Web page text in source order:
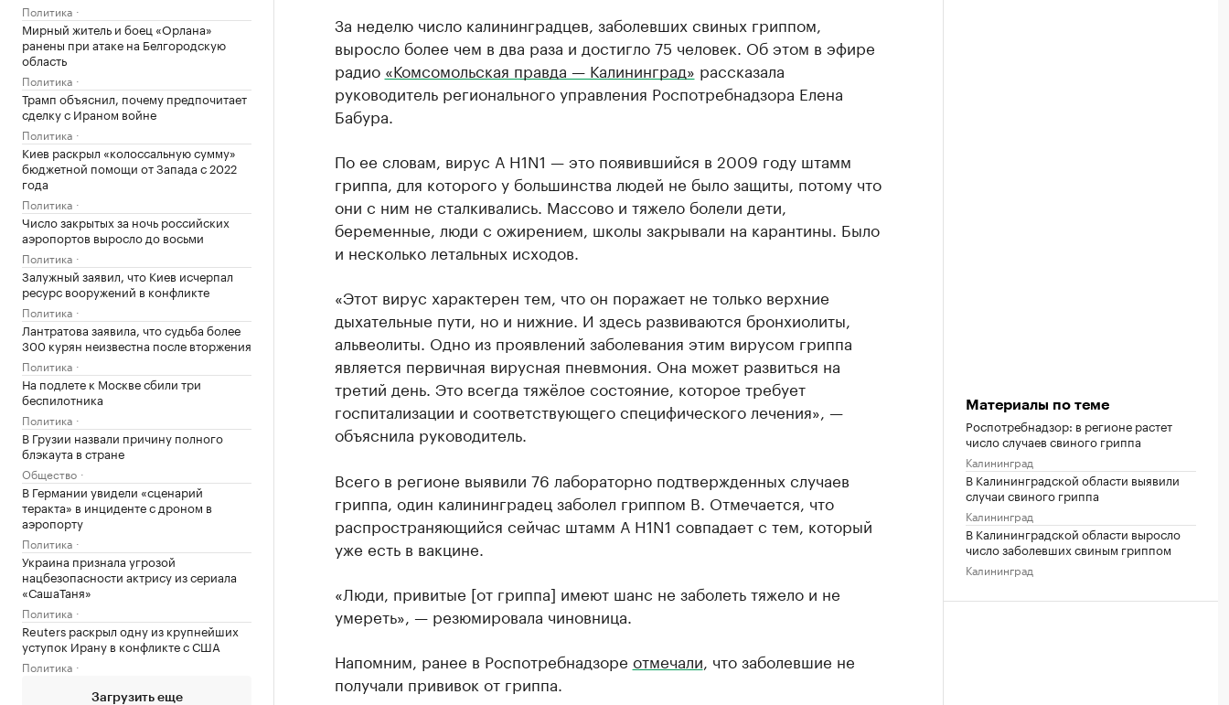
Политика
Мирный житель и боец «Орлана»
ранены при атаке на Белгородскую
область
Политика
Трамп объяснил, почему предпочитает
сделку с Ираном войне
Политика
Киев раскрыл «колоссальную сумму»
бюджетной помощи от Запада с 2022
года
Политика
Число закрытых за ночь российских
аэропортов выросло до восьми
Политика
Залужный заявил, что Киев исчерпал
ресурс вооружений в конфликте
Политика
Лантратова заявила, что судьба более
300 курян неизвестна после вторжения
Политика
На подлете к Москве сбили три
беспилотника
Политика
В Грузии назвали причину полного
блэкаута в стране
Общество
В Германии увидели «сценарий
теракта» в инциденте с дроном в
аэропорту
Политика
Украина признала угрозой
нацбезопасности актрису из сериала
«СашаТаня»
Политика
Reuters раскрыл одну из крупнейших
уступок Ирану в конфликте с США
Политика
Загрузить еще
За неделю число калининградцев, заболевших свиных гриппом,
выросло более чем в два раза и достигло 75 человек. Об этом в эфире
радио «Комсомольская правда — Калининград» рассказала
руководитель регионального управления Роспотребнадзора Елена
Бабура.
По ее словам, вирус А H1N1 — это появившийся в 2009 году штамм
гриппа, для которого у большинства людей не было защиты, потому что
они с ним не сталкивались. Массово и тяжело болели дети,
беременные, люди с ожирением, школы закрывали на карантины. Было
и несколько летальных исходов.
«Этот вирус характерен тем, что он поражает не только верхние
дыхательные пути, но и нижние. И здесь развиваются бронхиолиты,
альвеолиты. Одно из проявлений заболевания этим вирусом гриппа
является первичная вирусная пневмония. Она может развиться на
третий день. Это всегда тяжёлое состояние, которое требует
госпитализации и соответствующего специфического лечения», —
объяснила руководитель.
Всего в регионе выявили 76 лабораторно подтвержденных случаев
гриппа, один калининградец заболел гриппом B. Отмечается, что
распространяющийся сейчас штамм А H1N1 совпадает с тем, который
уже есть в вакцине.
«Люди, привитые [от гриппа] имеют шанс не заболеть тяжело и не
умереть», — резюмировала чиновница.
Напомним, ранее в Роспотребнадзоре отмечали , что заболевшие не
получали прививок от гриппа.
Материалы по теме
Роспотребнадзор: в регионе растет
число случаев свиного гриппа
Калининград
В Калининградской области выявили
случаи свиного гриппа
Калининград
В Калининградской области выросло
число заболевших свиным гриппом
Калининград